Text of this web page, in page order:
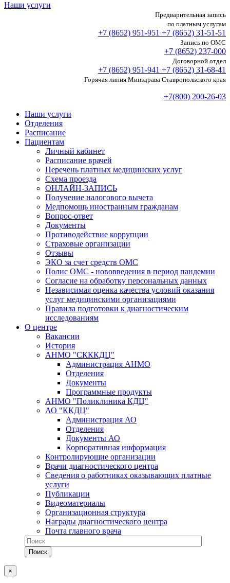
Наши услуги
Предварительная запись
по платным услугам
+7 (8652) 951-951 +7 (8652) 31-51-51
Запись по ОМС
+7 (8652) 237-000
Договорной отдел
+7 (8652) 951-941 +7 (8652) 31-68-41
Горячая линия Минздрава Ставропольского края
+7(800) 200-26-03
Наши услуги
Отделения
Расписание
Пациентам
Личный кабинет
Расписание врачей
Перечень платных медицинских услуг
Схема проезда
ОНЛАЙН-ЗАПИСЬ
Получение налогового вычета
Медпомощь иностранным гражданам
Вопрос-ответ
Документы
Противодействие коррупции
Страховые организации
Отзывы
ЭКО за счет средств ОМС
Полис ОМС - нововведения в период пандемии
Согласие на обработку персональных данных
Независимая оценка качества условий оказания
услуг медицинскими организациями
Правила подготовки к диагностическим
исследованиям
О центре
Вакансии
История
АНМО "СКККДЦ"
Администрация АНМО
Отделения
Документы
Программные продукты
АНМО "Поликлиника КДЦ"
АО "ККДЦ"
Администрация АО
Отделения
Документы АО
Корпоративная информация
Контролирующие организации
Врачи диагностического центра
Сведения о работниках оказывающих платные
услуги
Публикации
Видеоматериалы
Организационная структура
Награды диагностического центра
Почта главного врача
×